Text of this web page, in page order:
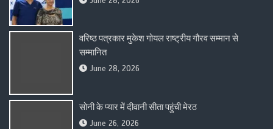
वरिष्ठ पत्रकार मुकेश गोयल राष्ट्रीय गौरव सम्मान से
सम्मानित
June 28, 2026
सोनी के प्यार में दीवानी सीता पहुंची मेरठ
June 26, 2026